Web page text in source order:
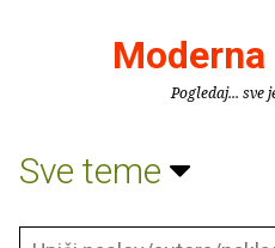
Pogledaj... sve
Sve teme